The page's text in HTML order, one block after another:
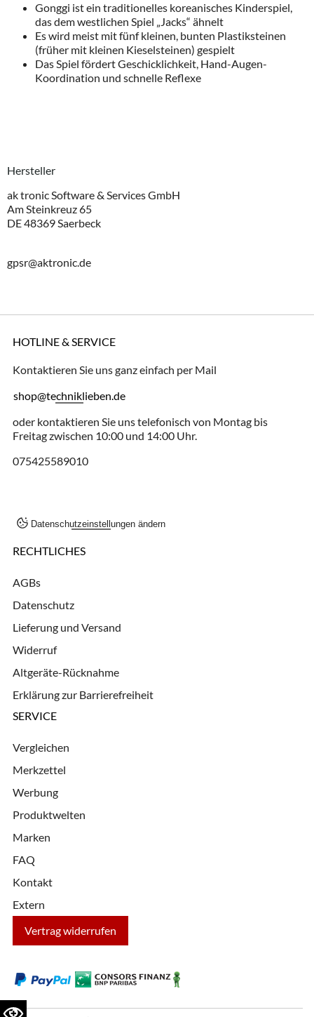
Gonggi ist ein traditionelles koreanisches Kinderspiel,
das dem westlichen Spiel „Jacks“ ähnelt
Es wird meist mit fünf kleinen, bunten Plastiksteinen
(früher mit kleinen Kieselsteinen) gespielt
Das Spiel fördert Geschicklichkeit, Hand-Augen-
Koordination und schnelle Reflexe
Hersteller
ak tronic Software & Services GmbH
Am Steinkreuz 65
DE 48369 Saerbeck
gpsr@aktronic.de
HOTLINE & SERVICE
Kontaktieren Sie uns ganz einfach per Mail
shop@techniklieben.de
oder kontaktieren Sie uns telefonisch von Montag bis
Freitag zwischen 10:00 und 14:00 Uhr.
075425589010
Datenschutzeinstellungen ändern
RECHTLICHES
AGBs
Datenschutz
Lieferung und Versand
Widerruf
Altgeräte-Rücknahme
Erklärung zur Barrierefreiheit
SERVICE
Vergleichen
Merkzettel
Werbung
Produktwelten
Marken
FAQ
Kontakt
Extern
Vertrag widerrufen